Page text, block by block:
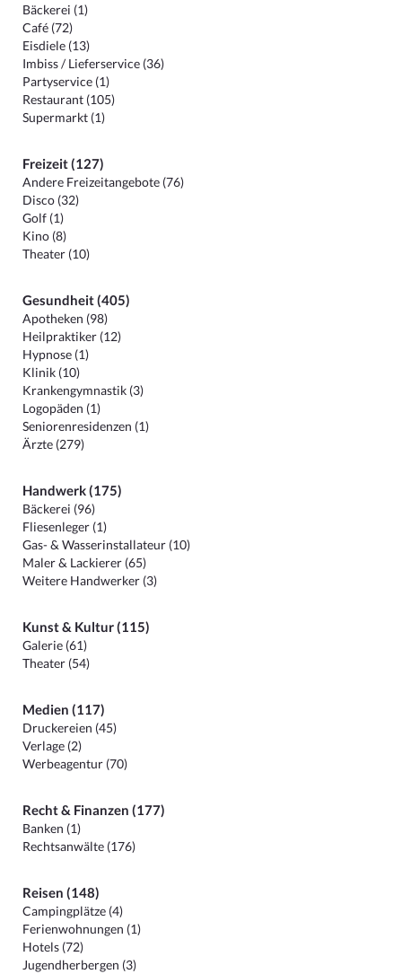
Bäckerei (1)
Café (72)
Eisdiele (13)
Imbiss / Lieferservice (36)
Partyservice (1)
Restaurant (105)
Supermarkt (1)
Freizeit (127)
Andere Freizeitangebote (76)
Disco (32)
Golf (1)
Kino (8)
Theater (10)
Gesundheit (405)
Apotheken (98)
Heilpraktiker (12)
Hypnose (1)
Klinik (10)
Krankengymnastik (3)
Logopäden (1)
Seniorenresidenzen (1)
Ärzte (279)
Handwerk (175)
Bäckerei (96)
Fliesenleger (1)
Gas- & Wasserinstallateur (10)
Maler & Lackierer (65)
Weitere Handwerker (3)
Kunst & Kultur (115)
Galerie (61)
Theater (54)
Medien (117)
Druckereien (45)
Verlage (2)
Werbeagentur (70)
Recht & Finanzen (177)
Banken (1)
Rechtsanwälte (176)
Reisen (148)
Campingplätze (4)
Ferienwohnungen (1)
Hotels (72)
Jugendherbergen (3)